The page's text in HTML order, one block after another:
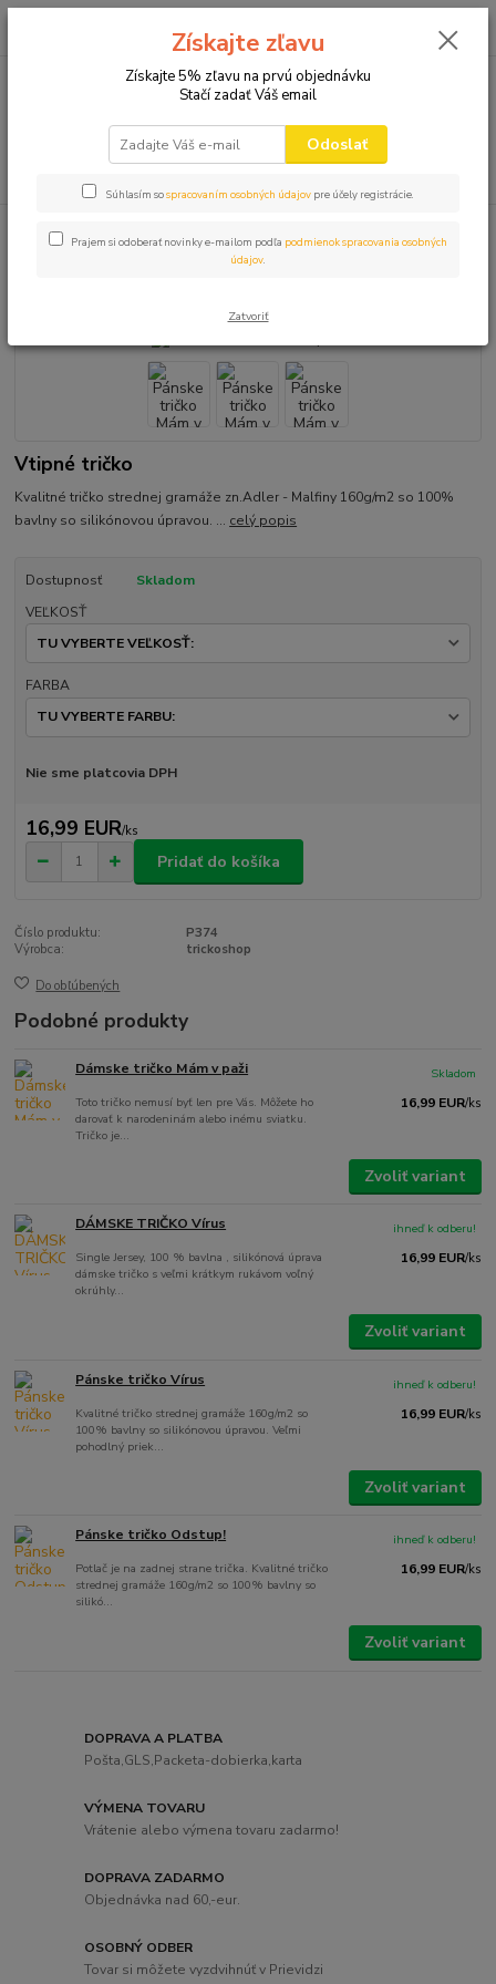
0,00 EUR
Pánske tričko Mám v paži
Vtipné tričko
Kvalitné tričko strednej gramáže zn.Adler - Malfiny 160g/m2 so 100%
bavlny so silikónovou úpravou. ... celý popis
Dostupnosť
Skladom
VEĽKOSŤ
FARBA
Nie sme platcovia DPH
16,99 EUR/ks
Pridať do košíka
Číslo produktu:
P374
Výrobca:
trickoshop
Do obľúbených
Podobné produkty
Dámske tričko Mám v paži
Toto tričko nemusí byť len pre Vás. Môžete ho
darovať k narodeninám alebo inému sviatku.
Tričko je...
16,99 EUR/ks
Skladom
Zvoliť variant
DÁMSKE TRIČKO Vírus
Single Jersey, 100 % bavlna , silikónová úprava
dámske tričko s veľmi krátkym rukávom voľný
okrúhly...
16,99 EUR/ks
ihneď k odberu!
Zvoliť variant
Pánske tričko Vírus
Kvalitné tričko strednej gramáže 160g/m2 so
100% bavlny so silikónovou úpravou. Veľmi
pohodlný priek...
16,99 EUR/ks
ihneď k odberu!
Zvoliť variant
Pánske tričko Odstup!
Potlač je na zadnej strane trička. Kvalitné tričko
strednej gramáže 160g/m2 so 100% bavlny so
silikó...
16,99 EUR/ks
ihneď k odberu!
Zvoliť variant
DOPRAVA A PLATBA
Pošta,GLS,Packeta-dobierka,karta
VÝMENA TOVARU
Vrátenie alebo výmena tovaru zadarmo!
DOPRAVA ZADARMO
Objednávka nad 60,-eur.
OSOBNÝ ODBER
Tovar si môžete vyzdvihnúť v Prievidzi
Získajte zľavu
Získajte 5% zľavu na prvú objednávku
Stačí zadať Váš email
Odoslať
Súhlasím sospracovaním osobných údajov pre účely registrácie.
Prajem si odoberať novinky e-mailom podľa podmienok spracovania osobných
údajov.
Zatvoriť